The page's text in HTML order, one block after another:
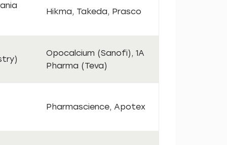
Hikma, Takeda, Prasco
Opocalcium (Sanofi), 1A
Pharma (Teva)
Pharmascience, Apotex